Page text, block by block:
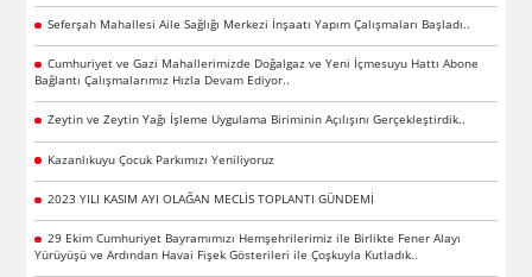
Seferşah Mahallesi Aile Sağlığı Merkezi İnşaatı Yapım Çalışmaları Başladı..
Cumhuriyet ve Gazi Mahallerimizde Doğalgaz ve Yeni İçmesuyu Hattı Abone
Bağlantı Çalışmalarımız Hızla Devam Ediyor..
Zeytin ve Zeytin Yağı İşleme Uygulama Biriminin Açılışını Gerçekleştirdik..
Kazanlıkuyu Çocuk Parkımızı Yeniliyoruz
2023 YILI KASIM AYI OLAĞAN MECLİS TOPLANTI GÜNDEMİ
29 Ekim Cumhuriyet Bayramımızı Hemşehrilerimiz ile Birlikte Fener Alayı
Yürüyüşü ve Ardından Havai Fişek Gösterileri ile Çoşkuyla Kutladık..